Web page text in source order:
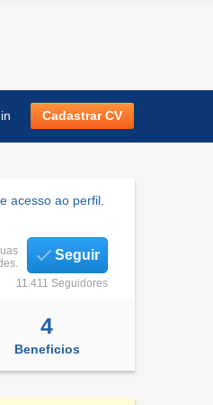
Cadastrar CV
acesso ao perfil.
Seguir
11.411 Seguidores
4
Beneficios